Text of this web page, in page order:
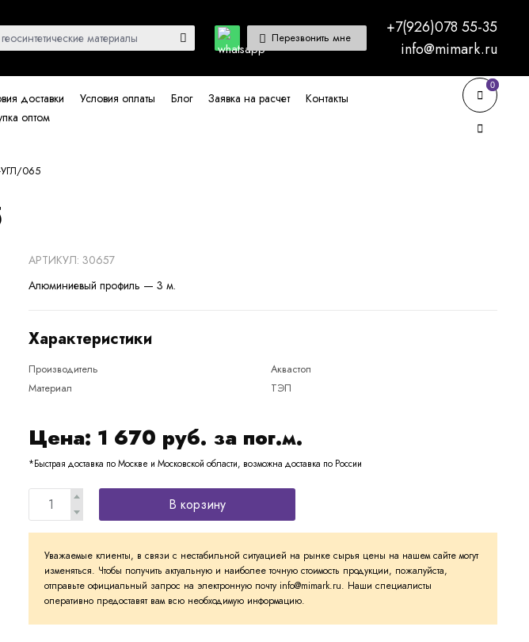
Перезвонить мне
+7(926)078 55-35
info@mimark.ru
доставки Условия оплаты Блог Заявка на расчет
Контакты
оптом
0
0
065
АРТИКУЛ: 30657
Алюминиевый профиль — 3 м.
Характеристики
Производитель
Аквастоп
Материал
ТЭП
Цена: 1 670 руб. за пог.м.
*Быстрая доставка по Москве и Московской области, возможна доставка по России
В корзину
Уважаемые клиенты, в связи с нестабильной ситуацией на рынке сырья цены на нашем сайте могут
изменяться. Чтобы получить актуальную и наиболее точную стоимость продукции, пожалуйста,
отправьте официальный запрос на электронную почту info@mimark.ru. Наши специалисты
оперативно предоставят вам всю необходимую информацию.